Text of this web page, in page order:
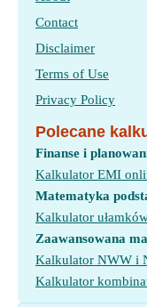
Contact
Disclaimer
Terms of Use
Privacy Policy
Polecane
Finanse i
Kalkulator EMI
Matematyka
Kalkulator
Zaawansowana
Kalkulator NWW i
Kalkulator